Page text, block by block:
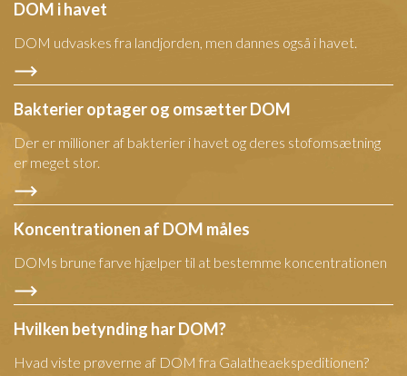
DOM i havet
DOM udvaskes fra landjorden, men dannes også i havet.
Bakterier optager og omsætter DOM
Der er millioner af bakterier i havet og deres stofomsætning
er meget stor.
Koncentrationen af DOM måles
DOMs brune farve hjælper til at bestemme koncentrationen
Hvilken betynding har DOM?
Hvad viste prøverne af DOM fra Galatheaekspeditionen?